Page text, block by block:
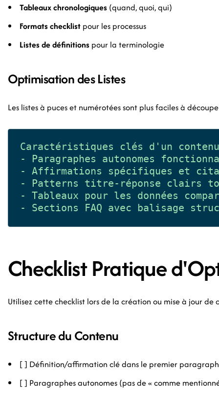
Tableaux chronologiques (quand, quoi, qui)
Formats checklist pour les processus
Listes de définitions pour la terminologie
Optimisation des Listes
Les listes à puces et numérotées sont plus faciles à
Caractéristiques clés d'un
- Paragraphes autonomes
- Affirmations spécifiques et
- Patterns titre-réponse clairs
- Tableaux pour les données
Checklist Pratique
Utilisez cette checklist lors de la création ou mise à jour de
Structure du Contenu
[ ] Définition/affirmation clé dans le premier
[ ] Paragraphes autonomes (pas de « comme